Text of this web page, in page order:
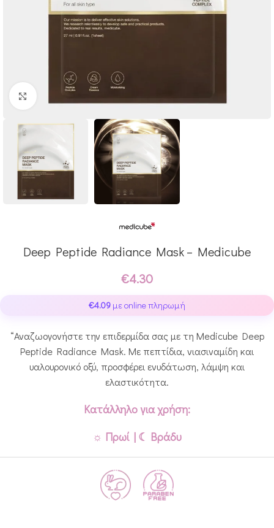
Deep Peptide Radiance Mask – Medicube
€4.30
€4.09 με online πληρωμή
“Αναζωογονήστε την επιδερμίδα σας με τη Medicube Deep
Peptide Radiance Mask. Με πεπτίδια, νιασιναμίδη και
υαλουρονικό οξύ, προσφέρει ενυδάτωση, λάμψη και
ελαστικότητα.
Κατάλληλο για χρήση:
☼ Πρωί | ☾ Βράδυ